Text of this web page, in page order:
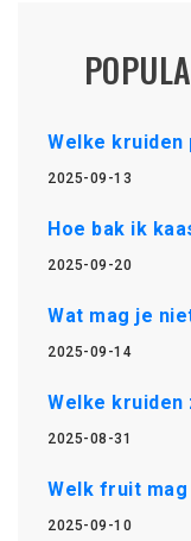
Welke kruiden
2025-09-13
Hoe bak ik
2025-09-20
Wat mag je
2025-09-14
Welke
2025-08-31
Welk fruit
2025-09-10